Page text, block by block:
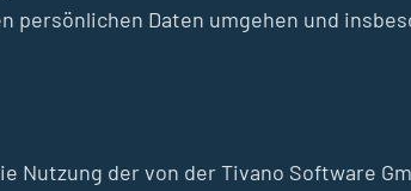
persönlichen Daten umgehen und
Nutzung der von der Tivano Software